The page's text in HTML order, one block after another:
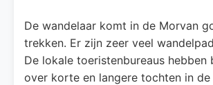
De wandelaar komt in de Morvan
trekken. Er zijn zeer veel
De lokale toeristenbureaus hebben
over korte en langere tochten in